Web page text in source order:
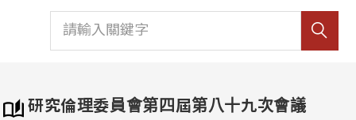
研究倫理委員會第四屆第八十九次會議